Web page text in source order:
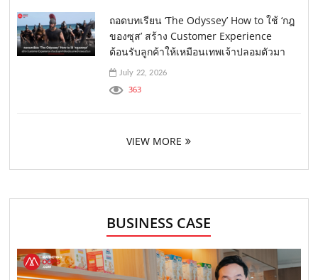
ถอดบทเรียน ‘The Odyssey’ How to ใช้ ‘กฎ
ของซุส’ สร้าง Customer Experience
ต้อนรับลูกค้าให้เหมือนเทพเจ้าปลอมตัวมา
July 22, 2026
363
VIEW MORE
BUSINESS CASE